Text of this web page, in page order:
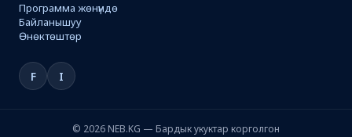
Программа жөнүндө
Байланышуу
Өнөктөштөр
F I
© 2026 NEB.KG — Бардык укуктар корголгон